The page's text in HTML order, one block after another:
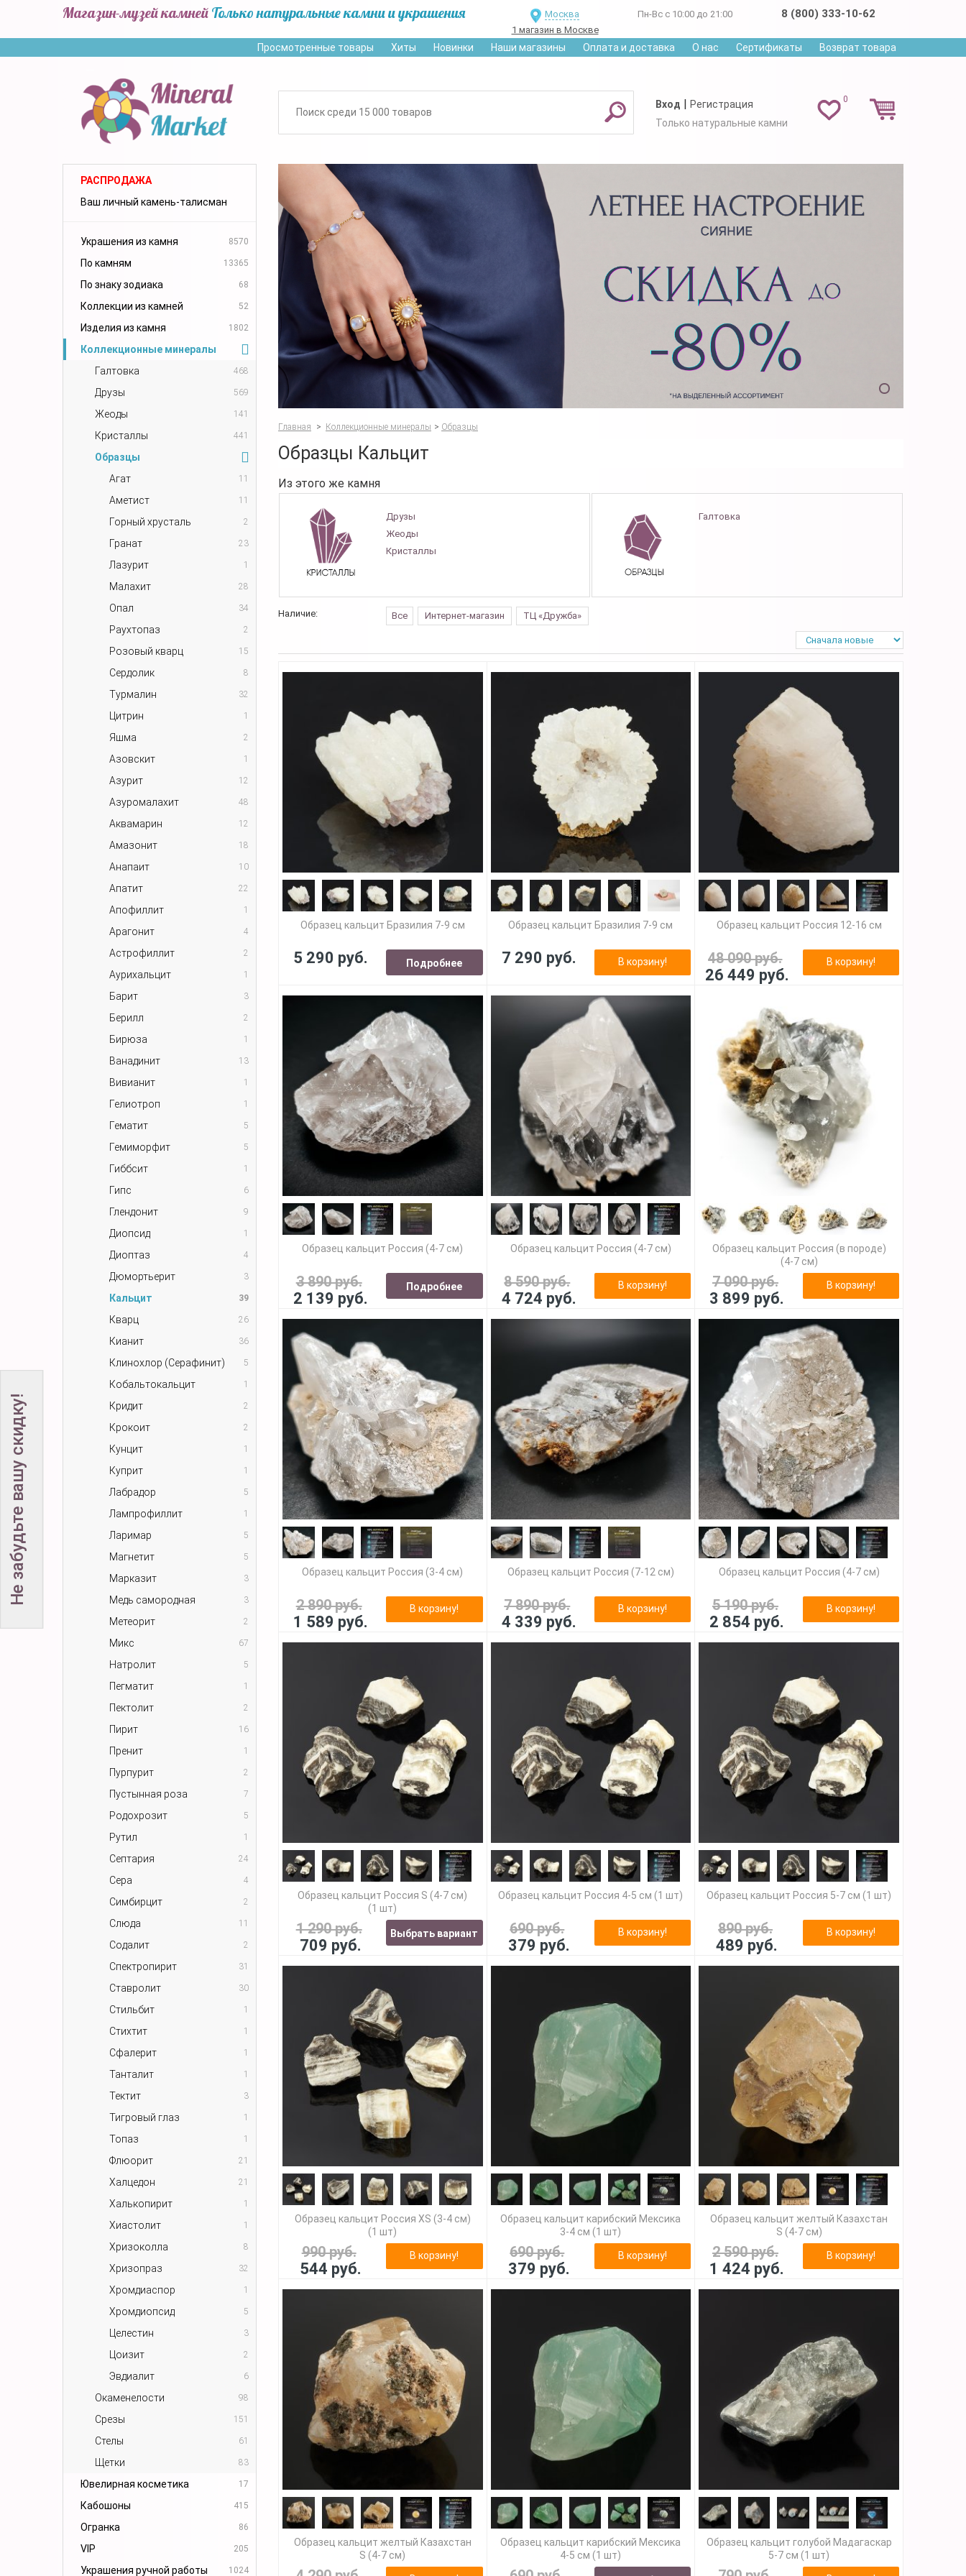
Магазин-музей камней Только натуральные камни и украшения
Москва
1 магазин в Москве
Пн-Вс с 10:00 до 21:00 8 (800) 333-10-62
Просмотренные товары Хиты Новинки Наши магазины Оплата и доставка О нас Сертификаты Возврат товара
0
Вход | Регистрация
Только натуральные камни
РАСПРОДАЖА
Ваш личный камень-талисман
Украшения из камня 8570
По камням 13365
По знаку зодиака 68
Коллекции из камней 52
Изделия из камня 1802
Коллекционные минералы
Галтовка
468
Друзы 569
Жеоды 141
Кристаллы 441
Образцы
Агат
11
Аметист 11
Горный хрусталь 2
Гранат 23
Лазурит 1
Малахит 28
Опал 34
Раухтопаз 2
Розовый кварц 15
Сердолик 8
Турмалин 32
Цитрин 1
Яшма 2
Азовскит 1
Азурит 12
Азуромалахит 48
Аквамарин 12
Амазонит 18
Анапаит 10
Апатит 22
Апофиллит 1
Арагонит 4
Астрофиллит 2
Аурихальцит 1
Барит 3
Берилл 2
Бирюза 1
Ванадинит 13
Вивианит 1
Гелиотроп 1
Гематит 5
Гемиморфит 5
Гиббсит 1
Гипс 6
Глендонит 9
Диопсид 1
Диоптаз 4
Дюмортьерит 3
Кальцит 39
Кварц 26
Кианит 36
Клинохлор (Серафинит) 5
Кобальтокальцит 1
Кридит 2
Крокоит 2
Кунцит 1
Куприт 1
Лабрадор 5
Лампрофиллит 1
Ларимар 5
Магнетит 5
Марказит 3
Медь самородная 3
Метеорит 2
Микс 67
Натролит 5
Пегматит 1
Пектолит 2
Пирит 16
Пренит 1
Пурпурит 2
Пустынная роза 7
Родохрозит 5
Рутил 1
Септария 24
Сера 4
Симбирцит 2
Слюда 11
Содалит 2
Спектропирит 31
Ставролит 30
Стильбит 1
Стихтит 1
Сфалерит 1
Танталит 1
Тектит 3
Тигровый глаз 1
Топаз 1
Флюорит 21
Халцедон 21
Халькопирит 1
Хиастолит 1
Хризоколла 8
Хризопраз 32
Хромдиаспор 1
Хромдиопсид 5
Целестин 3
Цоизит 2
Эвдиалит 6
Окаменелости 98
Срезы 151
Стелы 61
Щетки 83
Ювелирная косметика 17
Кабошоны 415
Огранка 86
VIP 205
Украшения ручной работы 1024
Главная > Коллекционные минералы > Образцы
Образцы Кальцит
Из этого же камня
Друзы
Жеоды
Кристаллы
Галтовка
Наличие: Все Интернет-магазин ТЦ «Дружба»
Образец кальцит Бразилия 7-9 см
5 290 руб. Подробнее
Образец кальцит Бразилия 7-9 см
7 290 руб. В корзину!
Образец кальцит Россия 12-16 см
48 090 руб.
26 449 руб.
В корзину!
Образец кальцит Россия (4-7 см)
3 890 руб.
2 139 руб.
Подробнее
Образец кальцит Россия (4-7 см)
8 590 руб.
4 724 руб.
В корзину!
Образец кальцит Россия (в породе)
(4-7 см)
7 090 руб.
3 899 руб.
В корзину!
Образец кальцит Россия (3-4 см)
2 890 руб.
1 589 руб.
В корзину!
Образец кальцит Россия (7-12 см)
7 890 руб.
4 339 руб.
В корзину!
Образец кальцит Россия (4-7 см)
5 190 руб.
2 854 руб.
В корзину!
Образец кальцит Россия S (4-7 см)
(1 шт)
1 290 руб.
709 руб.
Выбрать вариант
Образец кальцит Россия 4-5 см (1 шт)
690 руб.
379 руб.
В корзину!
Образец кальцит Россия 5-7 см (1 шт)
890 руб.
489 руб.
В корзину!
Образец кальцит Россия XS (3-4 см)
(1 шт)
990 руб.
544 руб.
В корзину!
Образец кальцит карибский Мексика
3-4 см (1 шт)
690 руб.
379 руб.
В корзину!
Образец кальцит желтый Казахстан
S (4-7 см)
2 590 руб.
1 424 руб.
В корзину!
Образец кальцит желтый Казахстан
S (4-7 см)
Образец кальцит карибский Мексика
4-5 см (1 шт)
Образец кальцит голубой Мадагаскар
5-7 см (1 шт)
Не забудьте вашу скидку!